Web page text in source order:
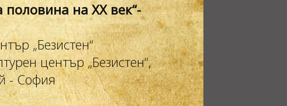
на XX век“-
„Безистен“
център „Безистен“,
- София